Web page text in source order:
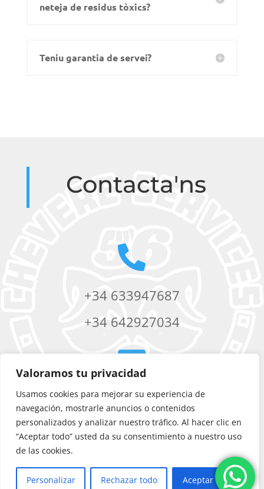
Valoramos tu privacidad
Usamos cookies para mejorar su experiencia de
navegación, mostrarle anuncios o contenidos
personalizados y analizar nuestro tráfico. Al hacer clic en
“Aceptar todo” usted da su consentimiento a nuestro uso
de las cookies.
Personalizar Rechazar todo Aceptar todo
neteja de residus tòxics?
Teniu garantia de servei?
Contacta'ns

+34 633947687
+34 642927034

chevere56services@yahoo.com
©Chevere 56 Services|Diseño web por Artic Agency